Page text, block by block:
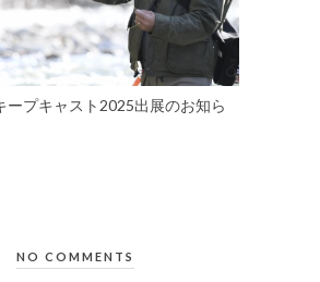
ープキャスト2025出展のお知ら
NO COMMENTS